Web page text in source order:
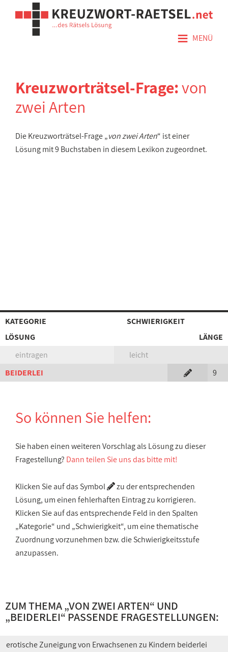
≡ MENÜ
Kreuzworträtsel-Frage:von
zwei Arten
Die Kreuzworträtsel-Frage „von zwei Arten“ ist einer
Lösung mit 9 Buchstaben in diesem Lexikon zugeordnet.
KATEGORIE
SCHWIERIGKEIT
LÖSUNG
LÄNGE
eintragen
leicht
BEIDERLEI
9
So können Sie helfen:
Sie haben einen weiteren Vorschlag als Lösung zu dieser
Fragestellung? Dann teilen Sie uns das bitte mit!
Klicken Sie auf das Symbol
zu der entsprechenden
Lösung, um einen fehlerhaften Eintrag zu korrigieren.
Klicken Sie auf das entsprechende Feld in den Spalten
„Kategorie“ und „Schwierigkeit“, um eine thematische
Zuordnung vorzunehmen bzw. die Schwierigkeitsstufe
anzupassen.
ZUM THEMA „VON ZWEI ARTEN“ UND
„BEIDERLEI“ PASSENDE FRAGESTELLUNGEN:
erotische Zuneigung von Erwachsenen zu Kindern beiderlei